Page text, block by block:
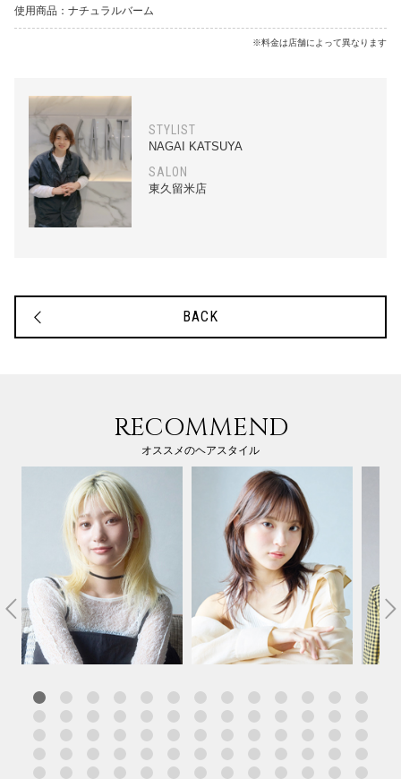
使用商品：ナチュラルバーム
※料金は店舗によって異なります
STYLIST
NAGAI KATSUYA
SALON
東久留米店
BACK
RECOMMEND
オススメのヘアスタイル